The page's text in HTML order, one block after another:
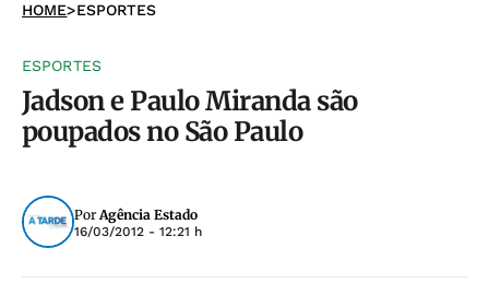
HOME>ESPORTES
ESPORTES
Jadson e Paulo Miranda são
poupados no São Paulo
PorAgência Estado
16/03/2012 - 12:21 h